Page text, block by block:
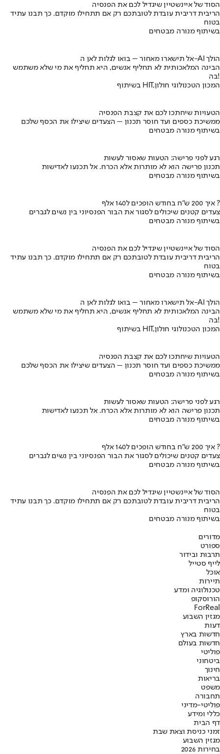
הסוד של איינשטיין שיגדיל לכם את הפנסיה
הריבית דריבית עובדת לטובתכם רק אם תתחילו מוקדם. כך תבנו עתיד
בטוח
בשיתוף מנורה מבטחים
אל תישארו מאחור – בואו לגלות לאן ה-AI הולך
הבינה המלאכותית לא תחליף אנשים, היא תחליף את מי שלא משתמש
בה!
בשיתוף HIT,המכון הטכנולוגי חולון
הטעויות שיחתכו לכם את קצבת הפנסיה
ממשיכת כספים ועד חוסר תכנון – הצעדים שיצילו את הכסף שלכם
בשיתוף מנורה מבטחים
רגע לפני פרישה: הטעות שאסור לעשות
תכנון פרישה הוא לא מותרות אלא הכרח. אל תכנעו לאדישות
בשיתוף מנורה מבטחים
איך 200 ש"ח בחודש הופכים ל140 אלף ?
צעדים קטנים שיכולים לסגור את הבור הפנסיוני בין נשים לגברים
בשיתוף מנורה מבטחים
הסוד של איינשטיין שיגדיל לכם את הפנסיה
הריבית דריבית עובדת לטובתכם רק אם תתחילו מוקדם. כך תבנו עתיד
בטוח
בשיתוף מנורה מבטחים
אל תישארו מאחור – בואו לגלות לאן ה-AI הולך
הבינה המלאכותית לא תחליף אנשים, היא תחליף את מי שלא משתמש
בה!
בשיתוף HIT,המכון הטכנולוגי חולון
הטעויות שיחתכו לכם את קצבת הפנסיה
ממשיכת כספים ועד חוסר תכנון – הצעדים שיצילו את הכסף שלכם
בשיתוף מנורה מבטחים
רגע לפני פרישה: הטעות שאסור לעשות
תכנון פרישה הוא לא מותרות אלא הכרח. אל תכנעו לאדישות
בשיתוף מנורה מבטחים
איך 200 ש"ח בחודש הופכים ל140 אלף ?
צעדים קטנים שיכולים לסגור את הבור הפנסיוני בין נשים לגברים
בשיתוף מנורה מבטחים
הסוד של איינשטיין שיגדיל לכם את הפנסיה
הריבית דריבית עובדת לטובתכם רק אם תתחילו מוקדם. כך תבנו עתיד
בטוח
בשיתוף מנורה מבטחים
מדורים
ספורט
תרבות ובידור
לייף סטייל
אוכל
תיירות
טכנולוגיה ומדע
הורוסקופ
ForReal
מגזין השבוע
דעות
חדשות בארץ
חדשות בעולם
פוליטי
ביטחוני
חינוך
בריאות
משפט
תחבורה
פוליטי-מדיני
כללי ומידע
דף הבית
זמני כניסת וצאת שבת
מגזין השבוע
בחירות 2026